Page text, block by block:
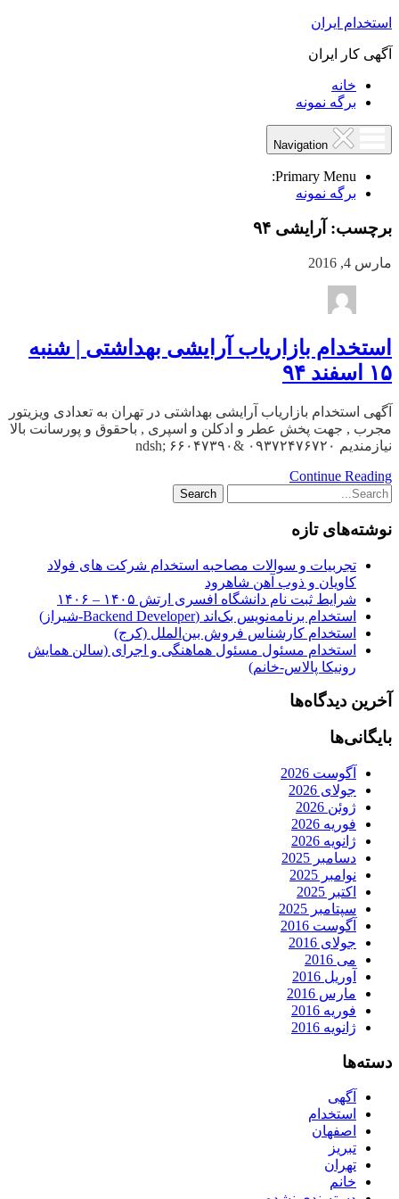
استخدام ایران
آگهی کار ایران
خانه
برگه نمونه
Primary Menu:
برگه نمونه
برچسب: آرایشی ۹۴
مارس 4, 2016
استخدام بازاریاب آرایشی بهداشتی | شنبه
۱۵ اسفند ۹۴
آگهی استخدام بازاریاب آرایشی بهداشتی در تهران به تعدادی ویزیتور
مجرب , جهت پخش عطر و ادکلن و اسپری , باحقوق و پورسانت بالا
نیازمندیم ۰۹۳۷۲۴۷۶۷۲۰ &ndsh; ۶۶۰۴۷۳۹۰
Continue Reading
نوشته‌های تازه
تجربیات و سوالات مصاحبه استخدام شرکت های فولاد
کاویان و ذوب آهن شاهرود
شرایط ثبت نام دانشگاه افسری ارتش ۱۴۰۵ – ۱۴۰۶
استخدام برنامه‌نویس بک‌اند (Backend Developer-شیراز)
استخدام کارشناس فروش بین‌الملل (کرج)
استخدام مسئول مسئول هماهنگی و اجرای (سالن همایش
رونیکا پالاس-خانم)
آخرین دیدگاه‌ها
بایگانی‌ها
آگوست 2026
جولای 2026
ژوئن 2026
فوریه 2026
ژانویه 2026
دسامبر 2025
نوامبر 2025
اکتبر 2025
سپتامبر 2025
آگوست 2016
جولای 2016
می 2016
آوریل 2016
مارس 2016
فوریه 2016
ژانویه 2016
دسته‌ها
آگهی
استخدام
اصفهان
تبریز
تهران
خانم